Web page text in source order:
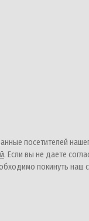
посетителей
. Если вы не даете
покинуть наш